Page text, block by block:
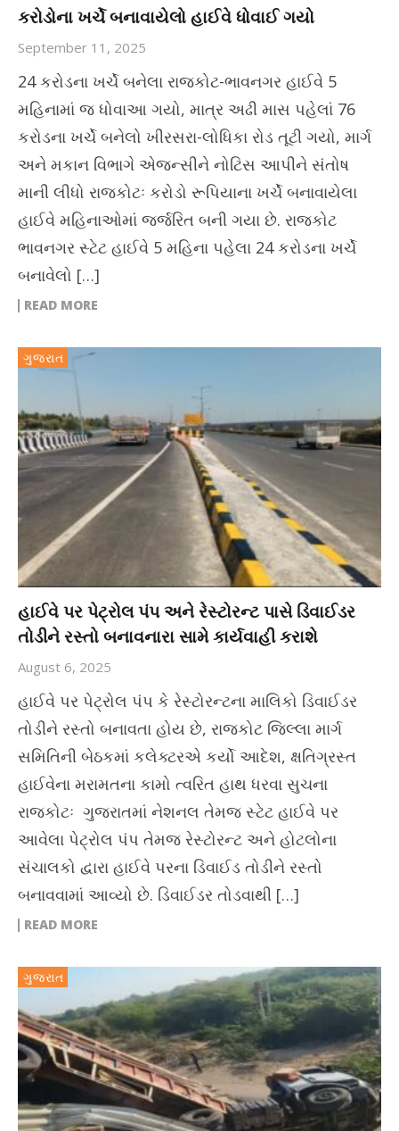
કરોડોના ખર્ચે બનાવાયેલો હાઈવે ધોવાઈ ગયો
September 11, 2025
24 કરોડના ખર્ચે બનેલા રાજકોટ-ભાવનગર હાઈવે 5
મહિનામાં જ ધોવાઆ ગયો, માત્ર અઢી માસ પહેલાં 76
કરોડના ખર્ચે બનેલો ખીરસરા-લોધિકા રોડ તૂટી ગયો, માર્ગ
અને મકાન વિભાગે એજન્સીને નોટિસ આપીને સંતોષ
માની લીધો રાજકોટઃ કરોડો રૂપિયાના ખર્ચે બનાવાયેલા
હાઈવે મહિનાઓમાં જર્જરિત બની ગયા છે. રાજકોટ
ભાવનગર સ્ટેટ હાઈવે 5 મહિના પહેલા 24 કરોડના ખર્ચે
બનાવેલો […]
READ MORE
ગુજરાત
હાઈવે પર પેટ્રોલ પંપ અને રેસ્ટોરન્ટ પાસે ડિવાઈડર
તોડીને રસ્તો બનાવનારા સામે કાર્યવાહી કરાશે
August 6, 2025
હાઈવે પર પેટ્રોલ પંપ કે રેસ્ટોરન્ટના માલિકો ડિવાઈડર
તોડીને રસ્તો બનાવતા હોય છે, રાજકોટ જિલ્લા માર્ગ
સમિતિની બેઠકમાં કલેક્ટરએ કર્યો આદેશ, ક્ષતિગ્રસ્ત
હાઈવેના મરામતના કામો ત્વરિત હાથ ધરવા સુચના
રાજકોટઃ ગુજરાતમાં નેશનલ તેમજ સ્ટેટ હાઈવે પર
આવેલા પેટ્રોલ પંપ તેમજ રેસ્ટોરન્ટ અને હોટલોના
સંચાલકો દ્વારા હાઈવે પરના ડિવાઈડ તોડીને રસ્તો
બનાવવામાં આવ્યો છે. ડિવાઈડર તોડવાથી […]
READ MORE
ગુજરાત